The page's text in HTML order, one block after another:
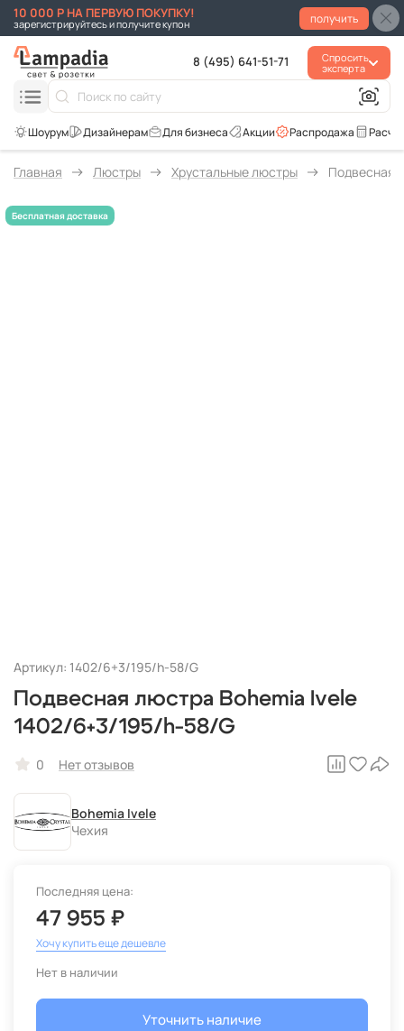
10 000 Р НА ПЕРВУЮ ПОКУПКУ!
зарегистрируйтесь и получите купон получить
8 (495) 641-51-71
Спросить
эксперта
Распродажа
Акции
Для бизнеса
Главная Люстры Хрустальные люстры Подвесная
Артикул: 1402/6+3/195/h-58/G
Подвесная люстра Bohemia Ivele
1402/6+3/195/h-58/G
0 Нет отзывов
Bohemia Ivele
Чехия
Последняя цена:
47 955 ₽
Хочу купить еще дешевле
Нет в наличии
Уточнить наличие